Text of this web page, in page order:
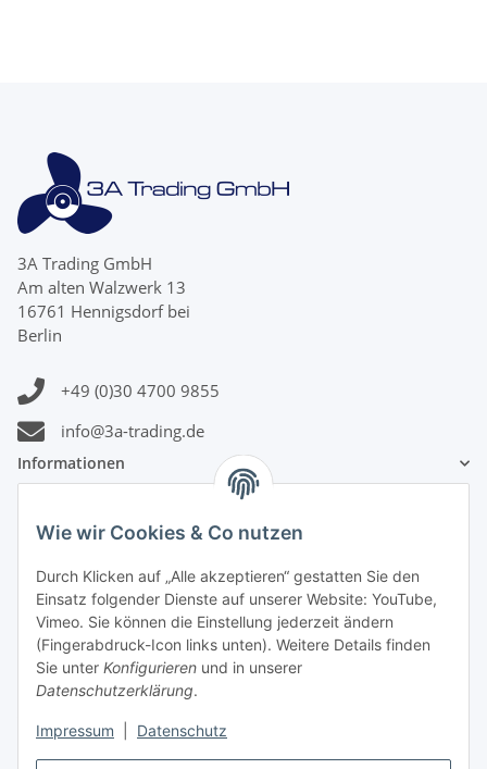
Wie wir Cookies & Co nutzen
Durch Klicken auf „Alle akzeptieren“ gestatten Sie den
Einsatz folgender Dienste auf unserer Website: YouTube,
Vimeo. Sie können die Einstellung jederzeit ändern
(Fingerabdruck-Icon links unten). Weitere Details finden
Sie unter Konfigurieren und in unserer
Datenschutzerklärung.
Impressum Datenschutz
3A Trading GmbH
Am alten Walzwerk 13
16761 Hennigsdorf bei
Berlin
+49 (0)30 4700 9855
info@3a-trading.de
Informationen
Gesetzliche Informationen
Zahlungsinformationen
Versandinformationen